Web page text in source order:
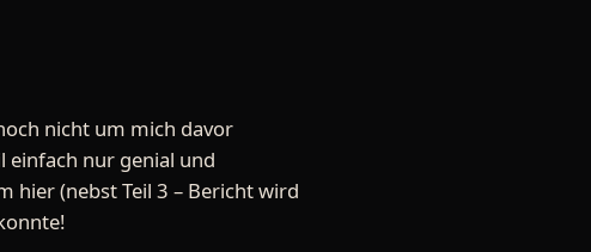
nicht um mich davor
einfach nur genial und
hier (nebst Teil 3 – Bericht wird